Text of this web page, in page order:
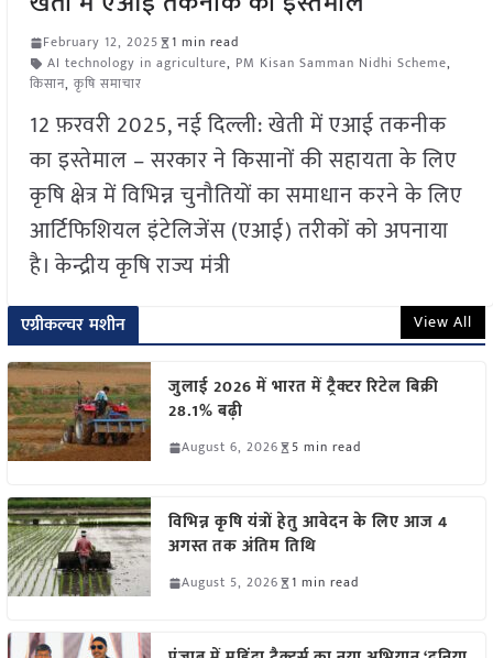
February 12, 2025
1 min read
AI technology in agriculture, PM Kisan Samman Nidhi Scheme,
किसान, कृषि समाचार
12 फ़रवरी 2025, नई दिल्ली: खेती में एआई तकनीक
का इस्तेमाल – सरकार ने किसानों की सहायता के लिए
कृषि क्षेत्र में विभिन्न चुनौतियों का समाधान करने के लिए
आर्टिफिशियल इंटेलिजेंस (एआई) तरीकों को अपनाया
है। केन्द्रीय कृषि राज्य मंत्री
एग्रीकल्चर मशीन View All
जुलाई 2026 में भारत में ट्रैक्टर रिटेल बिक्री
28.1% बढ़ी
August 6, 2026 5 min read
विभिन्न कृषि यंत्रों हेतु आवेदन के लिए आज 4
अगस्त तक अंतिम तिथि
August 5, 2026 1 min read